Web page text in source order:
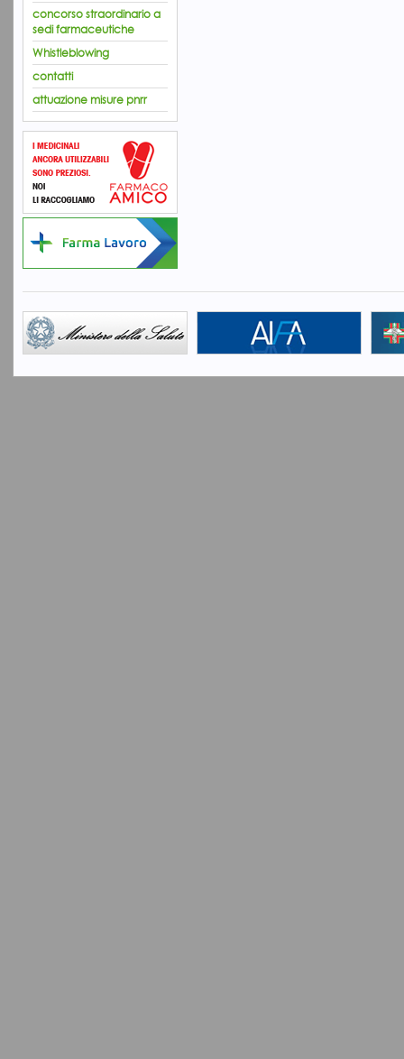
concorso straordinario a
sedi farmaceutiche
Whistleblowing
contatti
attuazione misure pnrr